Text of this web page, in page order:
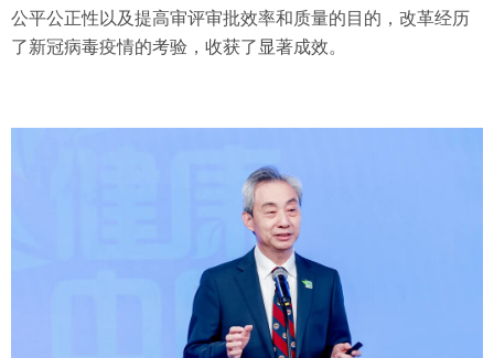
公平公正性以及提高审评审批效率和质量的目的，改革经历
了新冠病毒疫情的考验，收获了显著成效。